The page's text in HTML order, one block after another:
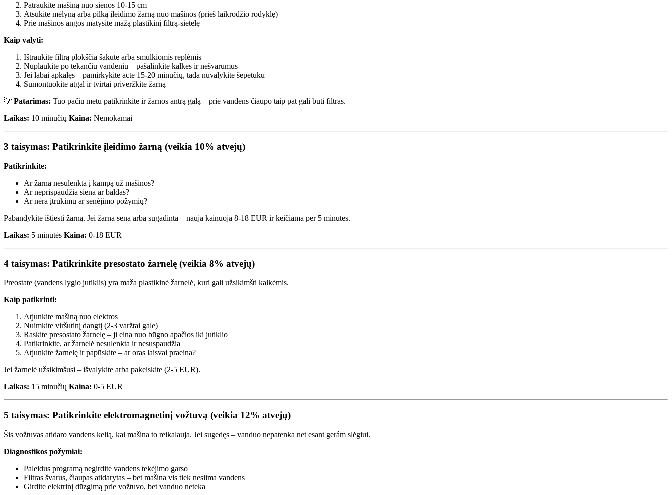
Patraukite mašiną nuo sienos 10-15 cm
Atsukite mėlyną arba pilką įleidimo žarną nuo mašinos (prieš laikrodžio rodyklę)
Prie mašinos angos matysite mažą plastikinį filtrą-sietelę
Kaip valyti:
Ištraukite filtrą plokščia šakute arba smulkiomis replėmis
Nuplaukite po tekančiu vandeniu – pašalinkite kalkes ir nešvarumus
Jei labai apkalęs – pamirkykite acte 15-20 minučių, tada nuvalykite šepetuku
Sumontuokite atgal ir tvirtai priveržkite žarną
💡 Patarimas: Tuo pačiu metu patikrinkite ir žarnos antrą galą – prie vandens čiaupo taip pat gali būti filtras.
Laikas: 10 minučių Kaina: Nemokamai
3 taisymas: Patikrinkite įleidimo žarną (veikia 10% atvejų)
Patikrinkite:
Ar žarna nesulenkta į kampą už mašinos?
Ar neprispaudžia siena ar baldas?
Ar nėra įtrūkimų ar senėjimo požymių?
Pabandykite ištiesti žarną. Jei žarna sena arba sugadinta – nauja kainuoja 8-18 EUR ir keičiama per 5 minutes.
Laikas: 5 minutės Kaina: 0-18 EUR
4 taisymas: Patikrinkite presostato žarnelę (veikia 8% atvejų)
Preostate (vandens lygio jutiklis) yra maža plastikinė žarnelė, kuri gali užsikimšti kalkėmis.
Kaip patikrinti:
Atjunkite mašiną nuo elektros
Nuimkite viršutinį dangtį (2-3 varžtai gale)
Raskite presostato žarnelę – ji eina nuo būgno apačios iki jutiklio
Patikrinkite, ar žarnelė nesulenkta ir nesuspaudžia
Atjunkite žarnelę ir papūskite – ar oras laisvai praeina?
Jei žarnelė užsikimšusi – išvalykite arba pakeiskite (2-5 EUR).
Laikas: 15 minučių Kaina: 0-5 EUR
5 taisymas: Patikrinkite elektromagnetinį vožtuvą (veikia 12% atvejų)
Šis vožtuvas atidaro vandens kelią, kai mašina to reikalauja. Jei sugedęs – vanduo nepatenka net esant gerám slėgiui.
Diagnostikos požymiai:
Paleidus programą negirdite vandens tekėjimo garso
Filtras švarus, čiaupas atidarytas – bet mašina vis tiek nesiima vandens
Girdite elektrinį dūzgimą prie vožtuvo, bet vanduo neteka